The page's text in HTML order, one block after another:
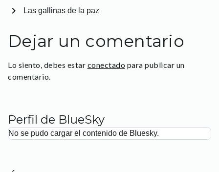
Las gallinas de la paz
chevron_right
Dejar un comentario
Lo siento, debes estar conectado para publicar un
comentario.
Perfil de BlueSky
No se pudo cargar el contenido de Bluesky.